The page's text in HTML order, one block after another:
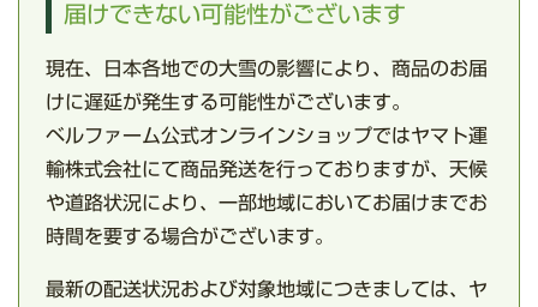
届けできない可能性がございます
現在、日本各地での大雪の影響により、商品のお届
けに遅延が発生する可能性がございます。
ベルファーム公式オンラインショップではヤマト運
輸株式会社にて商品発送を行っておりますが、天候
や道路状況により、一部地域においてお届けまでお
時間を要する場合がございます。
最新の配送状況および対象地域につきましては、ヤ